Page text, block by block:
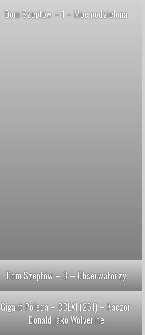
Dom Szeptów – 1 – Moc podzielona
Dom Szeptów – 3 – Obserwatorzy
Gigant Poleca – CCLXI (261) – Kaczor
Donald jako Wolverine